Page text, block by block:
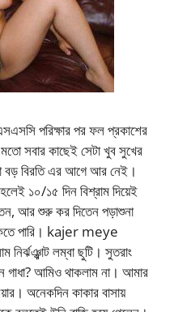
পরিক্ষার পর ফল প্রকাশের
মতো সবার কাছেই সেটা খুব সুখের
বড় বিরতি এর আগে আর নেই।
১০/১৫ দিন বিশ্রাম দিয়েই
আর শুরু কর দিতেন পড়াশুনা
পারি। kajer meye
লম্বা ছুটি। সুতরাং
গাধা? আমিও থাকলাম না। আমার
অনেকদিন কাকার বাসায়